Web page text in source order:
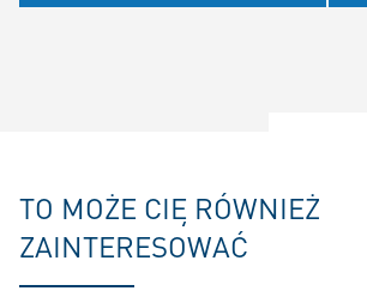
TO MOŻE CIĘ RÓWNIEŻ
ZAINTERESOWAĆ